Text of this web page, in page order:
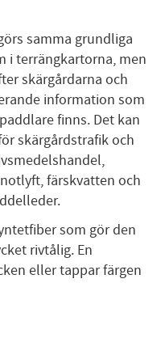
samma grundliga
i terrängkartorna, men
skärgårdarna och
information som
finns. Det kan
skärgårdstrafik och
färskvatten och
som gör den
rivtålig. En
eller tappar färgen